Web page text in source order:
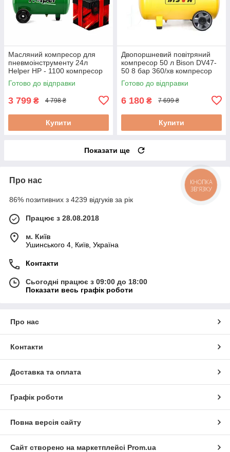
Масляний компресор для
пневмоінструменту 24л
Helper HP - 1100 компресор
для продувки масляний
Готово до відправки
3 799 ₴ 4 798 ₴
Купити
Двопоршневий повітряний
компресор 50 л Bison DV47-
50 8 бар 360/хв компресор
повітряний електричний
масляний компресор
Готово до відправки
6 180 ₴ 7 699 ₴
Купити
Показати ще
Про нас
86% позитивних з 4239 відгуків за рік
Працює з 28.08.2018
м. Київ
Ушинського 4, Київ, Україна
Контакти
Сьогодні працює з 09:00 до 18:00
Показати весь графік роботи
Про нас
Контакти
Доставка та оплата
Графік роботи
Повна версія сайту
Сайт створено на маркетплейсі Prom.ua
КНОПКА
ЗВ'ЯЗКУ